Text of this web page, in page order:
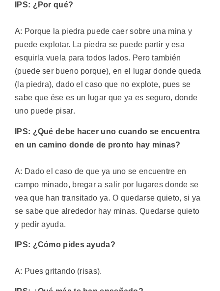
IPS: ¿Por qué?
A: Porque la piedra puede caer sobre una mina y
puede explotar. La piedra se puede partir y esa
esquirla vuela para todos lados. Pero también
(puede ser bueno porque), en el lugar donde queda
(la piedra), dado el caso que no explote, pues se
sabe que ése es un lugar que ya es seguro, donde
uno puede pisar.
IPS: ¿Qué debe hacer uno cuando se encuentra
en un camino donde de pronto hay minas?
A: Dado el caso de que ya uno se encuentre en
campo minado, bregar a salir por lugares donde se
vea que han transitado ya. O quedarse quieto, si ya
se sabe que alrededor hay minas. Quedarse quieto
y pedir ayuda.
IPS: ¿Cómo pides ayuda?
A: Pues gritando (risas).